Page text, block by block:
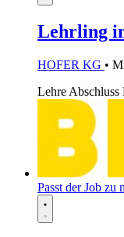
Lehrling
HOFER KG •
Lehre Abschluss
Passt der Job zu